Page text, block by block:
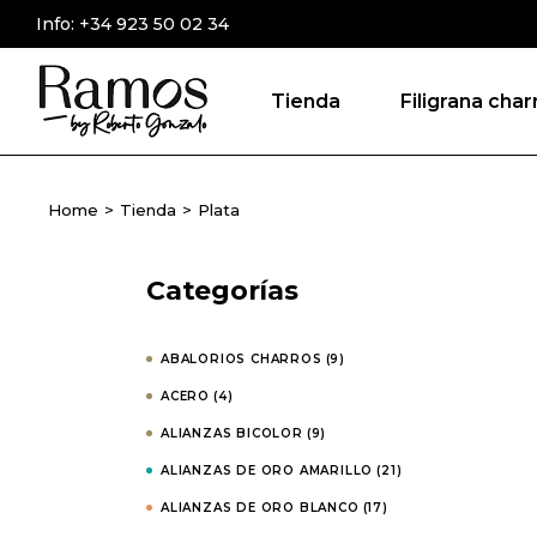
the
content
Info: +34 923 50 02 34
Tienda Filigrana
Aretas de
Home Tienda Plata
Categorías
ABALORIOS CHARROS (9)
ACERO (4)
ALIANZAS BICOLOR (9)
ALIANZAS DE ORO AMARILLO (21)
ALIANZAS DE ORO BLANCO (17)